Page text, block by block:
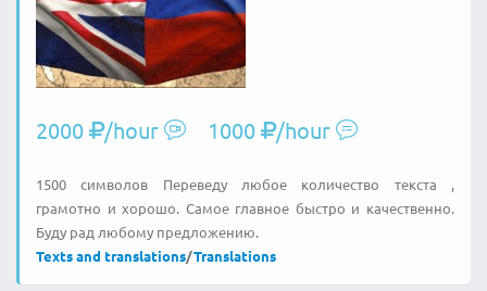
2000 /hour 1000 /hour
1500 символов Переведу любое количество текста ,
грамотно и хорошо. Самое главное быстро и качественно.
Буду рад любому предложению.
Texts and translations/Translations